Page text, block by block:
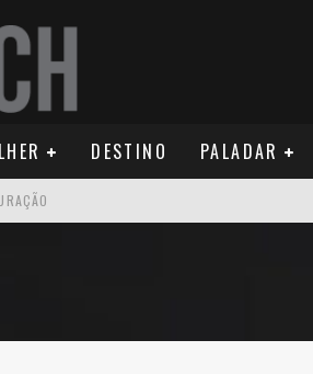
DESTINO PALADAR
BRASILEIROS QUE VIVEM NOS EUA